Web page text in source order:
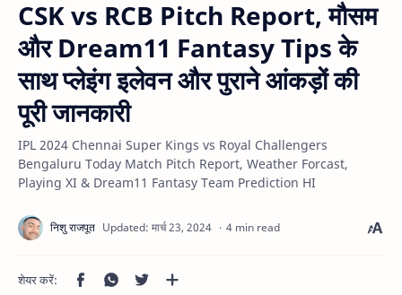
CSK vs RCB Pitch Report, मौसम
और Dream11 Fantasy Tips के
साथ प्लेइंग इलेवन और पुराने आंकड़ों की
पूरी जानकारी
IPL 2024 Chennai Super Kings vs Royal Challengers
Bengaluru Today Match Pitch Report, Weather Forcast,
Playing XI & Dream11 Fantasy Team Prediction HI
4 min read